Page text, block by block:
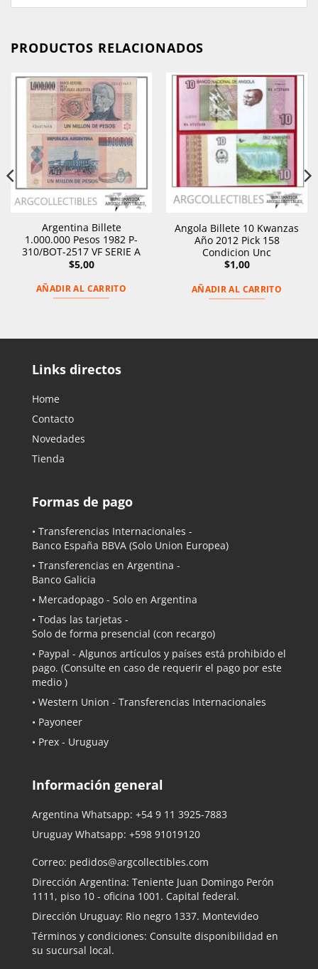
PRODUCTOS RELACIONADOS
Argentina Billete
1.000.000 Pesos 1982 P-
310/BOT-2517 VF SERIE A
$5,00
AÑADIR AL CARRITO
Angola Billete 10 Kwanzas
Año 2012 Pick 158
Condicion Unc
$1,00
AÑADIR AL CARRITO
Links directos
Home
Contacto
Novedades
Tienda
Formas de pago
• Transferencias Internacionales -
Banco España BBVA (Solo Union Europea)
• Transferencias en Argentina -
Banco Galicia
• Mercadopago - Solo en Argentina
• Todas las tarjetas -
Solo de forma presencial (con recargo)
• Paypal - Algunos artículos y países está prohibido el
pago. (Consulte en caso de requerir el pago por este
medio )
• Western Union - Transferencias Internacionales
• Payoneer
• Prex - Uruguay
Información general
Argentina Whatsapp: +54 9 11 3925-7883
Uruguay Whatsapp: +598 91019120
Correo: pedidos@argcollectibles.com
Dirección Argentina: Teniente Juan Domingo Perón
1111, piso 10 - oficina 1001. Capital federal.
Dirección Uruguay: Rio negro 1337. Montevideo
Términos y condiciones: Consulte disponibilidad en
su sucursal local.